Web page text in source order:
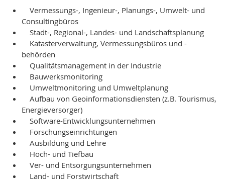
Vermessungs-, Ingenieur-, Planungs-, Umwelt- und
Consultingbüros
Stadt-, Regional-, Landes- und Landschaftsplanung
Katasterverwaltung, Vermessungsbüros und -
behörden
Qualitätsmanagement in der Industrie
Bauwerksmonitoring
Umweltmonitoring und Umweltplanung
Aufbau von Geoinformationsdiensten (z.B. Tourismus,
Energieversorger)
Software-Entwicklungsunternehmen
Forschungseinrichtungen
Ausbildung und Lehre
Hoch- und Tiefbau
Ver- und Entsorgungsunternehmen
Land- und Forstwirtschaft